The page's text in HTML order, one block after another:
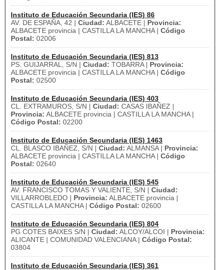
Instituto de Educación Secundaria (IES) 86
AV. DE ESPAÑA, 42 | Ciudad: ALBACETE | Provincia:
ALBACETE provincia | CASTILLA LA MANCHA | Código
Postal: 02006
Instituto de Educación Secundaria (IES) 813
PS. GUIJARRAL, S/N | Ciudad: TOBARRA | Provincia:
ALBACETE provincia | CASTILLA LA MANCHA | Código
Postal: 02500
Instituto de Educación Secundaria (IES) 403
CL. EXTRAMUROS, S/N | Ciudad: CASAS IBAÑEZ |
Provincia: ALBACETE provincia | CASTILLA LA MANCHA |
Código Postal: 02200
Instituto de Educación Secundaria (IES) 1463
CL. BLASCO IBAÑEZ, S/N | Ciudad: ALMANSA | Provincia:
ALBACETE provincia | CASTILLA LA MANCHA | Código
Postal: 02640
Instituto de Educación Secundaria (IES) 545
AV. FRANCISCO TOMAS Y VALIENTE, S/N | Ciudad:
VILLARROBLEDO | Provincia: ALBACETE provincia |
CASTILLA LA MANCHA | Código Postal: 02600
Instituto de Educación Secundaria (IES) 804
PG COTES BAIXES S/N | Ciudad: ALCOY/ALCOI | Provincia:
ALICANTE | COMUNIDAD VALENCIANA | Código Postal:
03804
Instituto de Educación Secundaria (IES) 361